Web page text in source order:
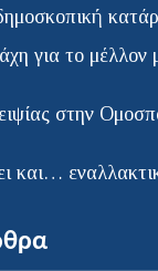
για το μέλλον
στην
και…